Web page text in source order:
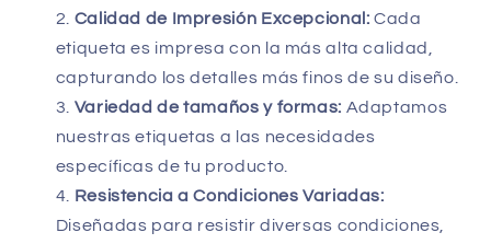
Calidad de Impresión Excepcional:Cada
etiqueta es impresa con la más alta calidad,
capturando los detalles más finos de su diseño.
Variedad de tamaños y formas: Adaptamos
nuestras etiquetas a las necesidades
específicas de tu producto.
Resistencia a Condiciones Variadas:
Diseñadas para resistir diversas condiciones,